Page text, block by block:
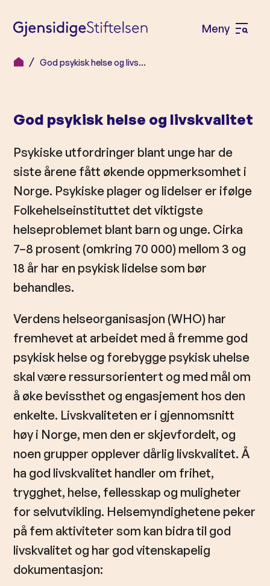
H
p
i
l
i
n
h
o
l
d
Meny
Å
m
n
y
God psykisk helse og livs…
God psykisk helse og livskvalitet
Psykiske utfordringer blant unge har de
siste årene fått økende oppmerksomhet i
Norge. Psykiske plager og lidelser er ifølge
Folkehelseinstituttet det viktigste
helseproblemet blant barn og unge. Cirka
7–8 prosent (omkring 70 000) mellom 3 og
18 år har en psykisk lidelse som bør
behandles.
Verdens helseorganisasjon (WHO) har
fremhevet at arbeidet med å fremme god
psykisk helse og forebygge psykisk uhelse
skal være ressursorientert og med mål om
å øke bevissthet og engasjement hos den
enkelte. Livskvaliteten er i gjennomsnitt
høy i Norge, men den er skjevfordelt, og
noen grupper opplever dårlig livskvalitet. Å
ha god livskvalitet handler om frihet,
trygghet, helse, fellesskap og muligheter
for selvutvikling. Helsemyndighetene peker
på fem aktiviteter som kan bidra til god
livskvalitet og har god vitenskapelig
dokumentasjon: